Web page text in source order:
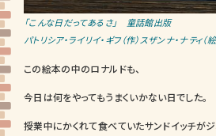
「こんな日だってあるさ」 童話館出版
パトリシア・ライリイ・ギフ（作）スザンナ・ナティ（
この絵本の中のロナルドも、
今日は何をやってもうまくいかない日でした。
授業中にかくれて食べていたサンドイッチがジ